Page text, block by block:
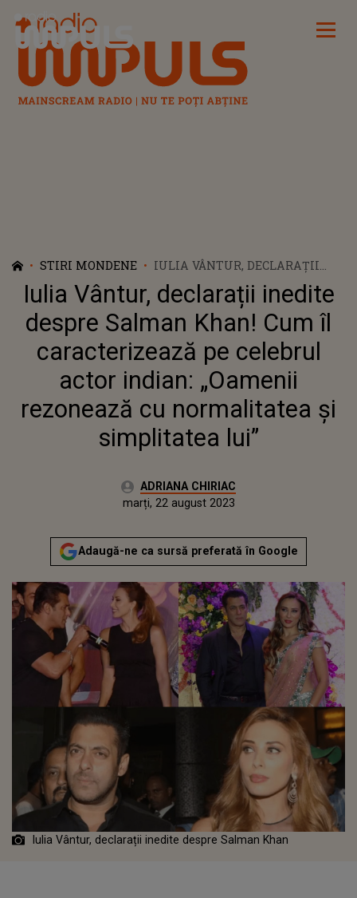
Radio Impuls
STIRI MONDENE
IULIA VÂNTUR, DECLARAȚII
INEDITE DESPRE SALMAN
KHAN! CUM ÎL
CARACTERIZEAZĂ PE CELEBRUL
ACTOR INDIAN: „OAMENII
REZONEAZĂ CU NORMALITATEA
ȘI SIMPLITATEA LUI”
Iulia Vântur, declarații inedite
despre Salman Khan! Cum îl
caracterizează pe celebrul
actor indian: „Oamenii
rezonează cu normalitatea și
simplitatea lui”
Autor:ADRIANA CHIRIAC
Actualizat:
marți, 22 august 2023
Adaugă-ne ca sursă preferată în Google
Iulia Vântur, declarații inedite despre Salman Khan